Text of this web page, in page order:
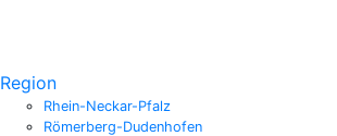
Region
Rhein-Neckar-Pfalz
Römerberg-Dudenhofen